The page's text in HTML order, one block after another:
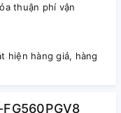
thuận phí vận
hiện hàng giả, hàng